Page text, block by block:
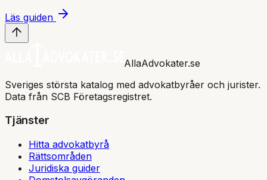
Läs guiden
AllaAdvokater.se
Sveriges största katalog med advokatbyråer och jurister.
Data från SCB Företagsregistret.
Tjänster
Hitta advokatbyrå
Rättsområden
Juridiska guider